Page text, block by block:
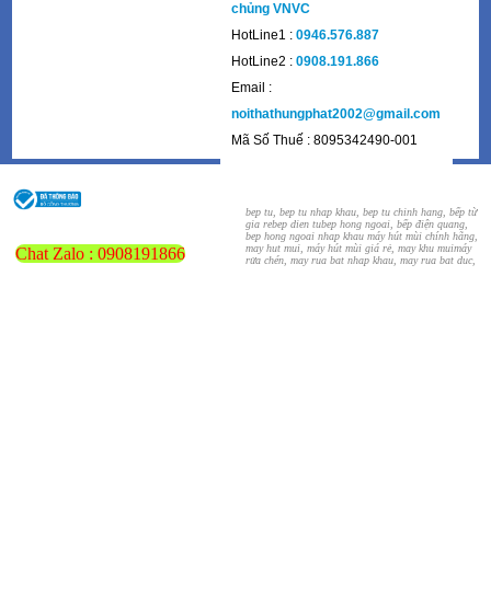
chủng VNVC
HotLine1 :0946.576.887
HotLine2 :0908.191.866
Email :
noithathungphat2002@gmail.com
Mã Số Thuế : 8095342490-001
Chat Zalo : 0908191866
bep tu, bep tu nhap khau, bep tu chinh hang, bếp từ
gia rebep dien tubep hong ngoai, bếp điện quang,
bep hong ngoai nhap khau máy hút mùi chính hãng,
may hut mui, máy hút mùi giá rẻ, may khu muimáy
rửa chén, may rua bat nhap khau, may rua bat duc,